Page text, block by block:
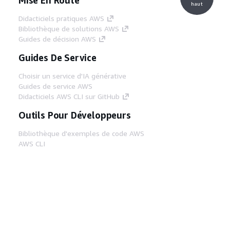
Didacticiels pratiques AWS
Bibliothèque de solutions AWS
Guides de décision AWS
Guides De Service
Choisir un service d'IA générative
Guides de service AWS
Didacticiels AWS CLI sur GitHub
Outils Pour Développeurs
Bibliothèque d'exemples de code AWS
AWS CLI
haut